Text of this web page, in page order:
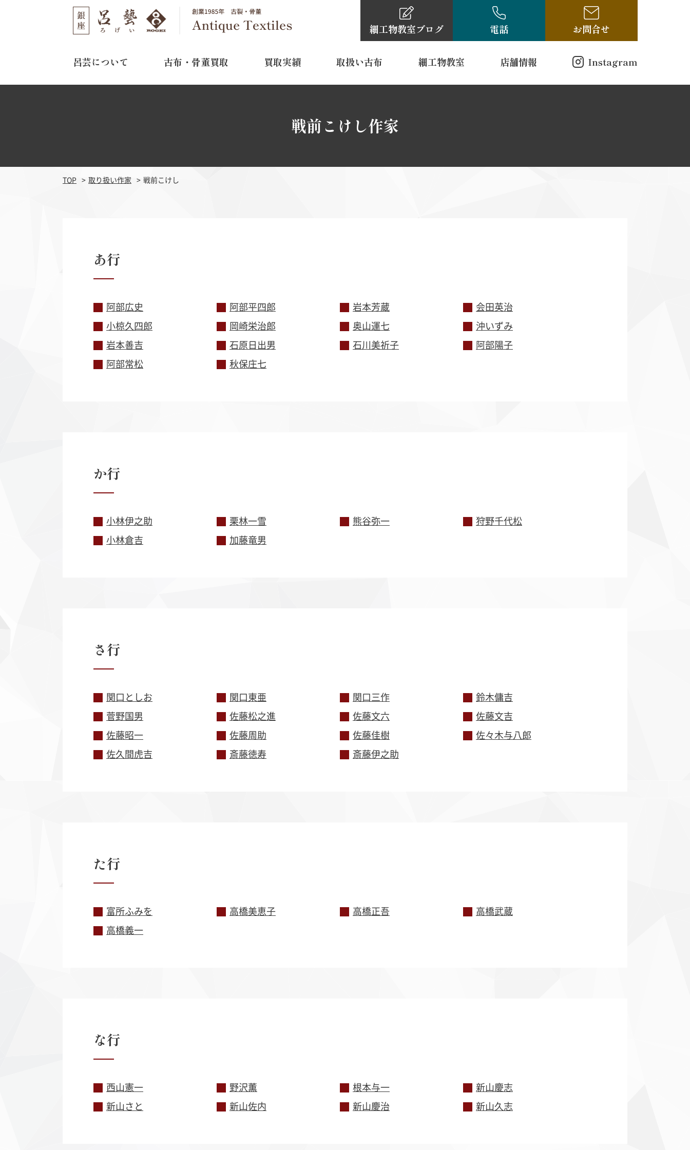
細工物教室ブログ 電話
定休日
水曜日・木曜日
TEL
お問合せ
呂芸について 古布・骨董買取
よくある質問
買取実績 取扱い古布
丹波布 ヨーロッパ更紗
細工物教室 店舗情報 Instagram
戦前こけし作家
TOP 取り扱い作家 戦前こけし
あ行
阿部広史 阿部平四郎 岩本芳蔵
会田英治
小椋久四郎
岡崎栄治郎 奥山運七
沖いずみ
岩本善吉
石原日出男 石川美祈子
阿部陽子
阿部常松
秋保庄七
か行
小林伊之助 栗林一雪 熊谷弥一
狩野千代松
小林倉吉
加藤竜男
さ行
関口としお 関口東亜 関口三作
鈴木傭吉
菅野国男
佐藤松之進 佐藤文六
佐藤文吉
佐藤昭一
佐藤周助 佐藤佳樹
佐々木与八郎
佐久間虎吉
斎藤徳寿 斎藤伊之助
た行
富所ふみを 高橋美恵子 高橋正吾
高橋武蔵
高橋義一
な行
西山憲一 野沢薫 根本与一
新山慶志
新山さと
新山佐内 新山慶治 新山久志